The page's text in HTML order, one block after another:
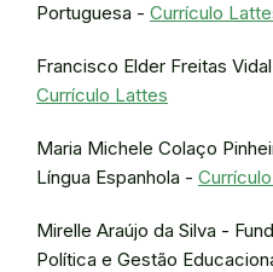
Portuguesa - Currículo
Francisco Elder Freitas
Currículo Lattes
Maria Michele Colaço
Língua Espanhola -
Mirelle Araújo da Silva -
Política e Gestão